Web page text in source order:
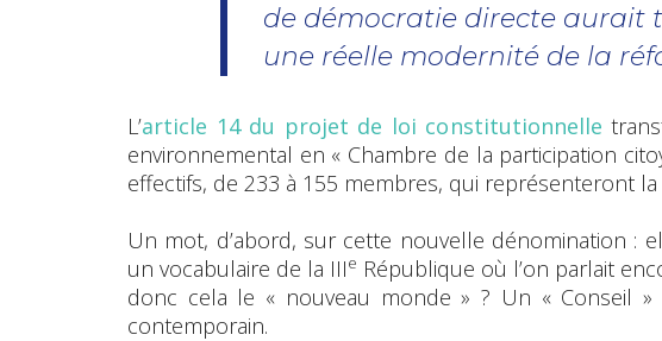
de démocratie directe aurait
une réelle modernité de la
L’article 14 du projet de loi constitutionnelle
environnemental en « Chambre de la participation
effectifs, de 233 à 155 membres, qui représenteront la
Un mot, d’abord, sur cette nouvelle dénomination :
un vocabulaire de la IIIe République où l’on parlait
donc cela le « nouveau monde » ? Un « Conseil
contemporain.